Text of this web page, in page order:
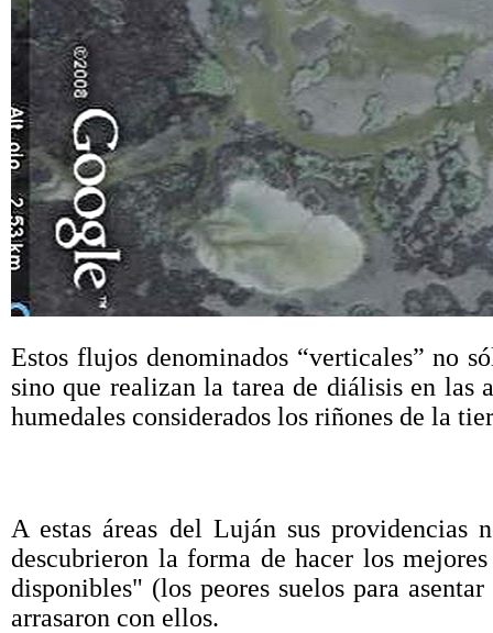
Estos flujos denominados “verticales” no
sino que realizan la tarea de diálisis en las
humedales considerados los riñones de la
A estas áreas del Luján sus providencias
descubrieron la forma de hacer los
disponibles" (los peores suelos para
arrasaron con ellos.